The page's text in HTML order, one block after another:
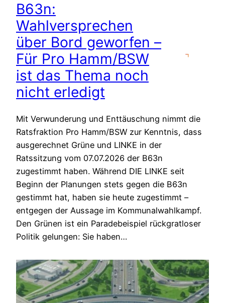
B63n:
Wahlversprechen
über Bord geworfen –
Für Pro Hamm/BSW
ist das Thema noch
nicht erledigt
Mit Verwunderung und Enttäuschung nimmt die
Ratsfraktion Pro Hamm/BSW zur Kenntnis, dass
ausgerechnet Grüne und LINKE in der
Ratssitzung vom 07.07.2026 der B63n
zugestimmt haben. Während DIE LINKE seit
Beginn der Planungen stets gegen die B63n
gestimmt hat, haben sie heute zugestimmt –
entgegen der Aussage im Kommunalwahlkampf.
Den Grünen ist ein Paradebeispiel rückgratloser
Politik gelungen: Sie haben…